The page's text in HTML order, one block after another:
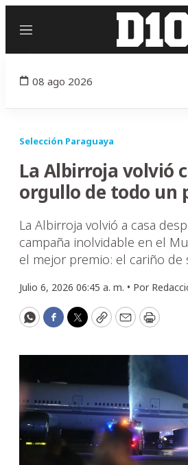
Menú
08 ago 2026
Selección Paraguaya
La Albirroja volvió
orgullo de todo un
La Albirroja volvió a casa
campaña inolvidable en el
el mejor premio: el cariño de
Julio 6, 2026 06:45 a. m. • Por
WhatsApp
Facebook
Twitter
CopyEmailPrint